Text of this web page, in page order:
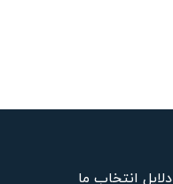
دلایل انتخاب ما